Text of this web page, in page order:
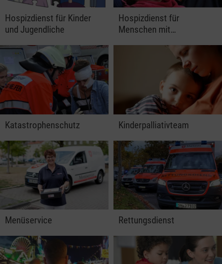
Hospizdienst für Kinder
und Jugendliche
Hospizdienst für
Menschen mit…
Katastrophenschutz Kinderpalliativteam
Menüservice Rettungsdienst